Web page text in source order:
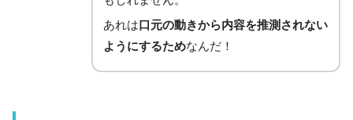
あれは口元の動きから内容を推測されない
ようにするためなんだ！